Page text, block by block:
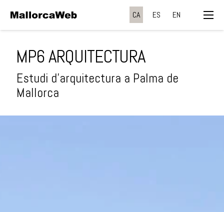
CA ES EN
MP6 ARQUITECTURA
Estudi d'arquitectura a Palma de
Mallorca